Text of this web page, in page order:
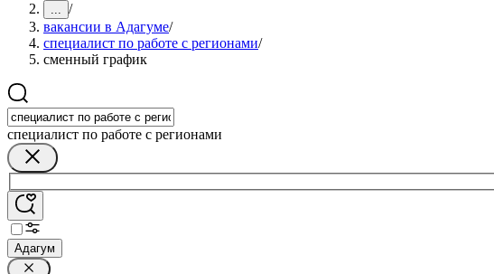
... /
вакансии в Адагуме/
специалист по работе с регионами/
сменный график
специалист по работе с регионами
Адагум